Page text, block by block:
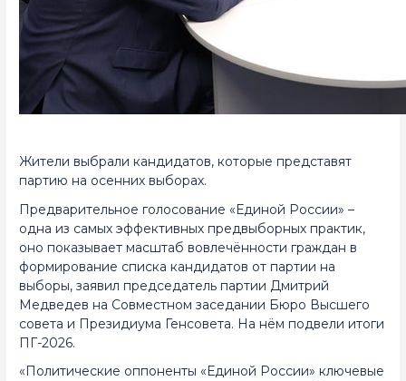
Жители выбрали кандидатов, которые представят
партию на осенних выборах.
Предварительное голосование «Единой России» –
одна из самых эффективных предвыборных практик,
оно показывает масштаб вовлечённости граждан в
формирование списка кандидатов от партии на
выборы, заявил председатель партии Дмитрий
Медведев на Совместном заседании Бюро Высшего
совета и Президиума Генсовета. На нём подвели итоги
ПГ-2026.
«Политические оппоненты «Единой России» ключевые